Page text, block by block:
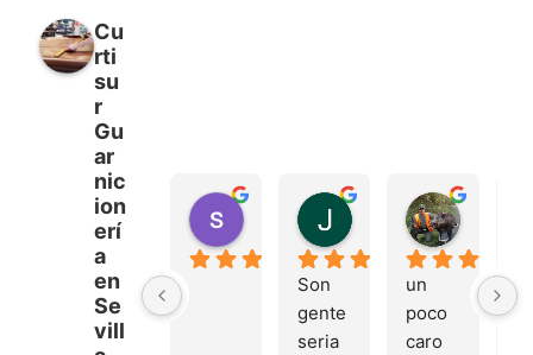
Cu
rti
su
r
Gu
ar
nic
ion
erí
a
en
Se
vill
sergio castillo
hace 4 meses
Juan Francisco
hace 4 meses
Son
gente
seria
Tonio
un
poco
caro